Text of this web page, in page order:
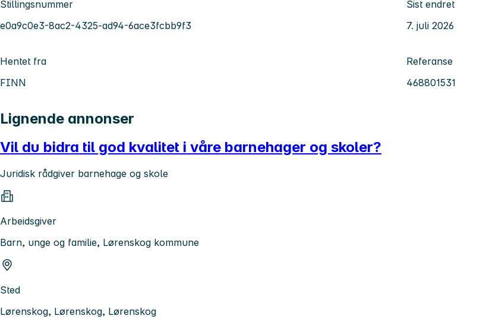
Stillingsnummer
e0a9c0e3-8ac2-4325-ad94-6ace3fcbb9f3
Sist endret
7. juli 2026
Hentet fra
FINN
Referanse
468801531
Lignende annonser
Vil du bidra til god kvalitet i våre barnehager og skoler?
Juridisk rådgiver barnehage og skole
Arbeidsgiver
Barn, unge og familie, Lørenskog kommune
Sted
Lørenskog, Lørenskog, Lørenskog